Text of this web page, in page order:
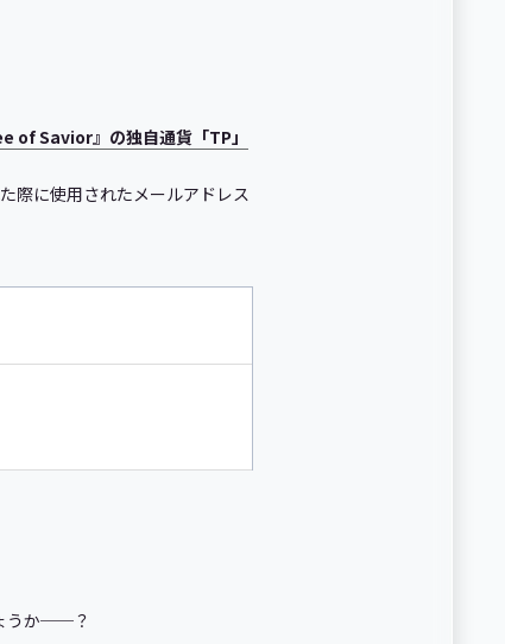
of Savior』の独自通貨「TP」
際に使用されたメールアドレス
うか──？